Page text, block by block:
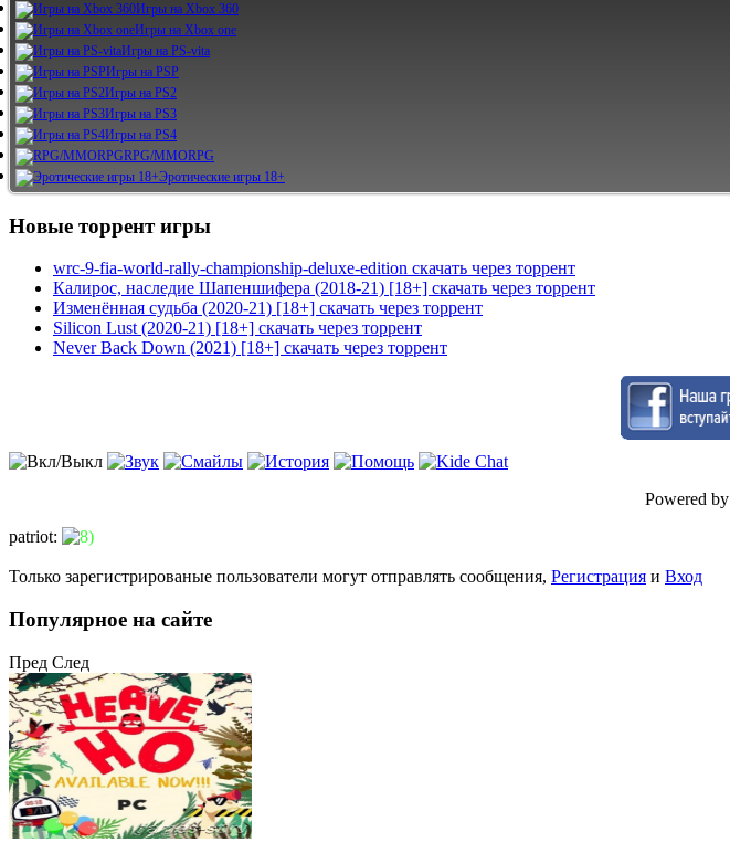
Игры на Xbox 360
Игры на Xbox one
Игры на PS-vita
Игры на PSP
Игры на PS2
Игры на PS3
Игры на PS4
RPG/MMORPG
Эротические игры 18+
Новые торрент игры
wrc-9-fia-world-rally-championship-deluxe-edition скачать через торрент
Калирос, наследие Шапеншифера (2018-21) [18+] скачать через торрент
Изменённая судьба (2020-21) [18+] скачать через торрент
Silicon Lust (2020-21) [18+] скачать через торрент
Never Back Down (2021) [18+] скачать через торрент
Powered by
patriot:
Только зарегистрированые пользователи могут отправлять сообщения, Регистрация и Вход
Популярное на сайте
Пред След